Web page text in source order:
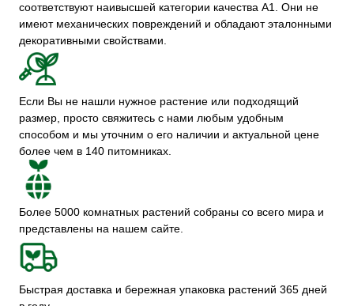
соответствуют наивысшей категории качества А1. Они не
имеют механических повреждений и обладают эталонными
декоративными свойствами.
Если Вы не нашли нужное растение или подходящий
размер, просто свяжитесь с нами любым удобным
способом и мы уточним о его наличии и актуальной цене
более чем в 140 питомниках.
Более 5000 комнатных растений собраны со всего мира и
представлены на нашем сайте.
Быстрая доставка и бережная упаковка растений 365 дней